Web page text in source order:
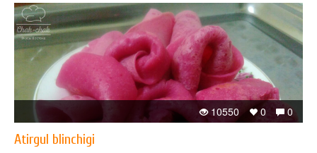
0
0
10550
Atirgul blinchigi